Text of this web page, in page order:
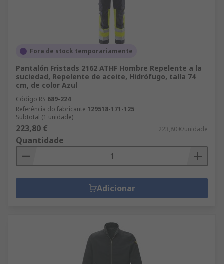
Fora de stock temporariamente
Pantalón Fristads 2162 ATHF Hombre Repelente a la
suciedad, Repelente de aceite, Hidrófugo, talla 74
cm, de color Azul
Código RS 689-224
Referência do fabricante 129518-171-125
Subtotal (1 unidade)
223,80 € 223,80 €/unidade
Quantidade
Adicionar